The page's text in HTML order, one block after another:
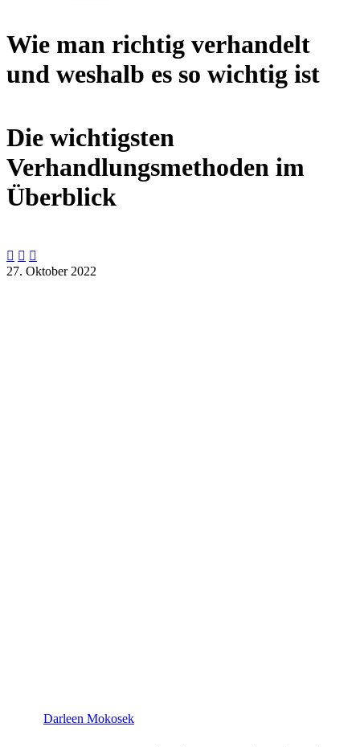
Wie man richtig verhandelt
und weshalb es so wichtig ist
Die wichtigsten
Verhandlungsmethoden im
Überblick
  
27. Oktober 2022
Darleen Mokosek